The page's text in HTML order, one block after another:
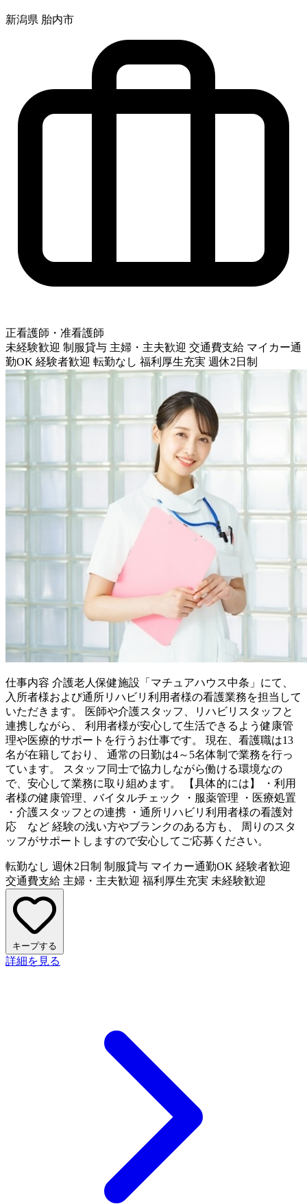
新潟県 胎内市
正看護師・准看護師
未経験歓迎 制服貸与 主婦・主夫歓迎 交通費支給 マイカー通
勤OK 経験者歓迎 転勤なし 福利厚生充実 週休2日制
仕事内容 介護老人保健施設「マチュアハウス中条」にて、
入所者様および通所リハビリ利用者様の看護業務を担当して
いただきます。 医師や介護スタッフ、リハビリスタッフと
連携しながら、 利用者様が安心して生活できるよう健康管
理や医療的サポートを行うお仕事です。 現在、看護職は13
名が在籍しており、 通常の日勤は4～5名体制で業務を行っ
ています。 スタッフ同士で協力しながら働ける環境なの
で、安心して業務に取り組めます。 【具体的には】 ・利用
者様の健康管理、バイタルチェック ・服薬管理 ・医療処置
・介護スタッフとの連携 ・通所リハビリ利用者様の看護対
応 など 経験の浅い方やブランクのある方も、 周りのスタ
ッフがサポートしますので安心してご応募ください。
転勤なし 週休2日制 制服貸与 マイカー通勤OK 経験者歓迎
交通費支給 主婦・主夫歓迎 福利厚生充実 未経験歓迎
キープする
詳細を見る